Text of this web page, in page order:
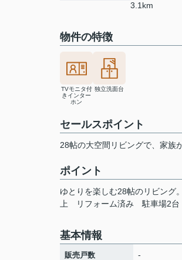
3.1km
物件の特徴
TVモニタ付
きインター
ホン
独立洗面台
セールスポイント
28帖の大空間リビングで、家族
ポイント
ゆとりを楽しむ28帖のリビング
上
リフォーム済み 駐車場2台
基本情報
販売戸数 -